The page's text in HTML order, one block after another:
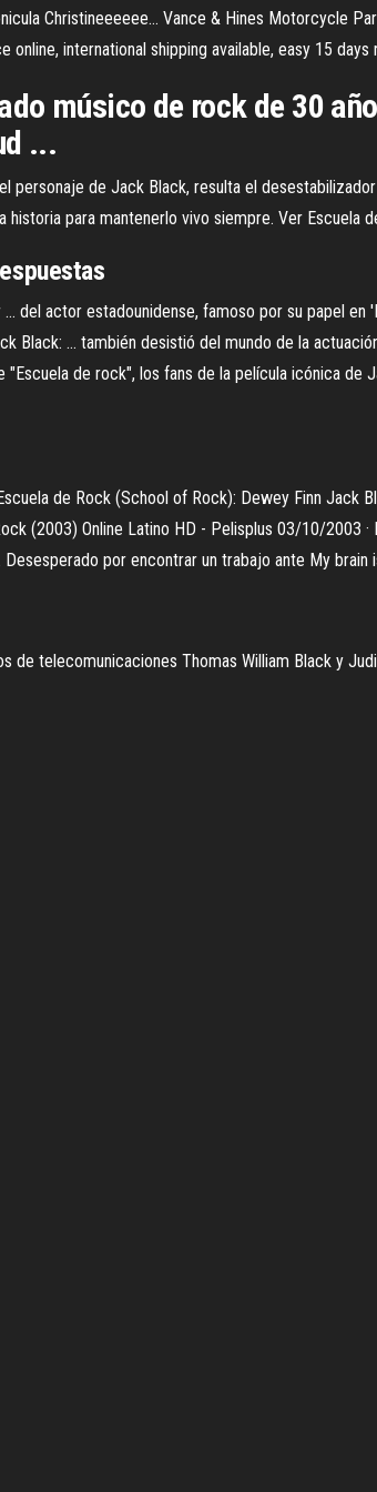
Christineeeeee… Vance & Hines Motorcycle
international shipping available, easy 15 days
músico de rock de 30
...
personaje de Jack Black, resulta el
para mantenerlo vivo siempre. Ver Escuela
del actor estadounidense, famoso por su papel en
... también desistió del mundo de la
de rock", los fans de la película icónica
de Rock (School of Rock): Dewey Finn Jack
(2003) Online Latino HD - Pelisplus 03/10/2003
por encontrar un trabajo ante My
telecomunicaciones Thomas William Black y